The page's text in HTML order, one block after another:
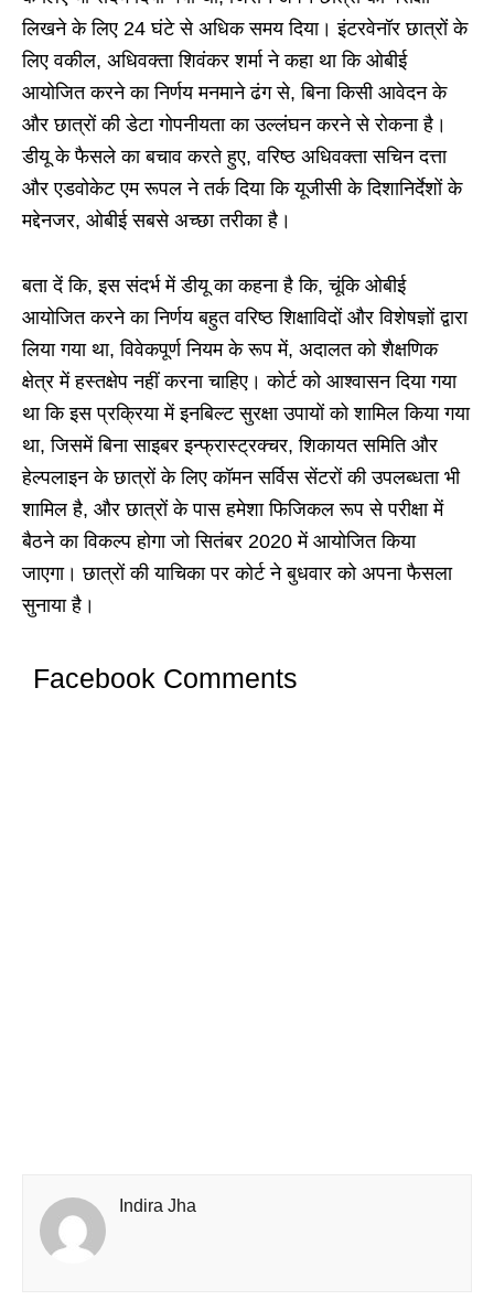
लिखने के लिए 24 घंटे से अधिक समय दिया। इंटरवेनॉर छात्रों के
लिए वकील, अधिवक्ता शिवंकर शर्मा ने कहा था कि ओबीई
आयोजित करने का निर्णय मनमाने ढंग से, बिना किसी आवेदन के
और छात्रों की डेटा गोपनीयता का उल्लंघन करने से रोकना है।
डीयू के फैसले का बचाव करते हुए, वरिष्ठ अधिवक्ता सचिन दत्ता
और एडवोकेट एम रूपल ने तर्क दिया कि यूजीसी के दिशानिर्देशों के
मद्देनजर, ओबीई सबसे अच्छा तरीका है।
बता दें कि, इस संदर्भ में डीयू का कहना है कि, चूंकि ओबीई
आयोजित करने का निर्णय बहुत वरिष्ठ शिक्षाविदों और विशेषज्ञों द्वारा
लिया गया था, विवेकपूर्ण नियम के रूप में, अदालत को शैक्षणिक
क्षेत्र में हस्तक्षेप नहीं करना चाहिए। कोर्ट को आश्वासन दिया गया
था कि इस प्रक्रिया में इनबिल्ट सुरक्षा उपायों को शामिल किया गया
था, जिसमें बिना साइबर इन्फ्रास्ट्रक्चर, शिकायत समिति और
हेल्पलाइन के छात्रों के लिए कॉमन सर्विस सेंटरों की उपलब्धता भी
शामिल है, और छात्रों के पास हमेशा फिजिकल रूप से परीक्षा में
बैठने का विकल्प होगा जो सितंबर 2020 में आयोजित किया
जाएगा। छात्रों की याचिका पर कोर्ट ने बुधवार को अपना फैसला
सुनाया है।
Facebook Comments
Indira Jha